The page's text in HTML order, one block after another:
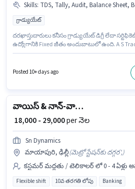
Skills: TDS, Tally, Audit, Balance Sheet, Book Keeping,
గ్రాడ్యుయేట్
దరఖాస్తుదారులు కనీసం గ్రాడ్యుయేట్ డిగ్రీ లేదా
ఉద్యోగానికి Fixed జీతం అందుబాటులో ఉంది. A S
సంవత్సరాల అనుభవం ఉన్న వారికి కోసం, నెల జీతం
Posted 10+ days ago
వాయిస్ & నాన్-వాయిస్ కస్టమర్ సపోర్ట్ ఎగ్జిక్యూటివ్
₹ 18,000 - 29,000per నెల
Sn Dynamics
మాయాపురి, ఢిల్లీ(మెట్రో స్టేషన్‌కు దగ్గర',)
కస్టమర్ మద్దతు / టెలికాలర్ లో 0 - 4 ఏళ్లు
Flexible shift 10వ తరగతి లోపు Banking